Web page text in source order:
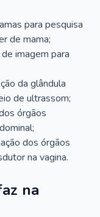
para pesquisa
de mama;
imagem para
da glândula
de ultrassom;
órgãos
dos órgãos
na vagina.
na